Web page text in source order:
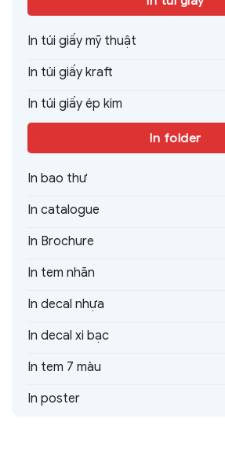
In túi giấy mỹ thuật
In túi giấy kraft
In túi giấy ép kim
In folder
In bao thư
In catalogue
In Brochure
In tem nhãn
In decal nhựa
In decal xi bạc
In tem 7 màu
In poster